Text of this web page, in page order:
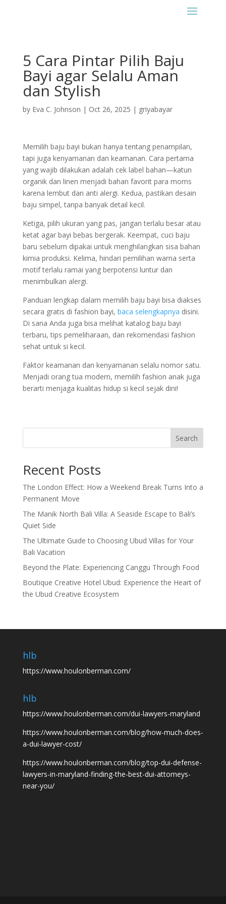
5 Cara Pintar Pilih Baju
Bayi agar Selalu Aman
dan Stylish
by Eva C. Johnson | Oct 26, 2025 | griyabayar
Memilih baju bayi bukan hanya tentang penampilan,
tapi juga kenyamanan dan keamanan. Cara pertama
yang wajib dilakukan adalah cek label bahan—katun
organik dan linen menjadi bahan favorit para moms
karena lembut dan anti alergi. Kedua, pastikan desain
baju simpel, tanpa banyak detail kecil.
Ketiga, pilih ukuran yang pas, jangan terlalu besar atau
ketat agar bayi bebas bergerak. Keempat, cuci baju
baru sebelum dipakai untuk menghilangkan sisa bahan
kimia produksi. Kelima, hindari pemilihan warna serta
motif terlalu ramai yang berpotensi luntur dan
menimbulkan alergi.
Panduan lengkap dalam memilih baju bayi bisa diakses
secara gratis di fashion bayi, baca selengkapnya disini.
Di sana Anda juga bisa melihat katalog baju bayi
terbaru, tips pemeliharaan, dan rekomendasi fashion
sehat untuk si kecil.
Faktor keamanan dan kenyamanan selalu nomor satu.
Menjadi orang tua modern, memilih fashion anak juga
berarti menjaga kualitas hidup si kecil sejak dini!
Search
Recent Posts
The London Effect: How a Weekend Break Turns Into a
Permanent Move
The Manik North Bali Villa: A Seaside Escape to Bali’s
Quiet Side
The Ultimate Guide to Choosing Ubud Villas for Your
Bali Vacation
Beyond the Plate: Experiencing Canggu Through Food
Boutique Creative Hotel Ubud: Experience the Heart of
the Ubud Creative Ecosystem
hlb
https://www.houlonberman.com/
hlb
https://www.houlonberman.com/dui-lawyers-maryland
https://www.houlonberman.com/blog/how-much-does-
a-dui-lawyer-cost/
https://www.houlonberman.com/blog/top-dui-defense-
lawyers-in-maryland-finding-the-best-dui-attorneys-
near-you/